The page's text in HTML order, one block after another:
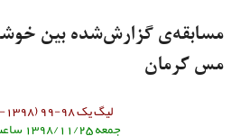
مسابقه‌ی گزارش‌شده بین
مس کرمان
لیگ یک 98-99 (1398-1399)
جمعه 1398/11/25 ساعت 14:15